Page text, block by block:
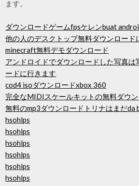
ます。
ダウンロードゲームfpsケレンbuat
他の人のデスクトップ無料ダウンロード
minecraft無料デモダウンロード
アンドロイドでダウンロードした写真は
ードに行きます
cod4 isoダウンロードxbox 360
完全なMIDIスケールキットの無料ダウ
無料のmp3ダウンロードトリナはまだda
hsohlps
hsohlps
hsohlps
hsohlps
hsohlps
hsohlps